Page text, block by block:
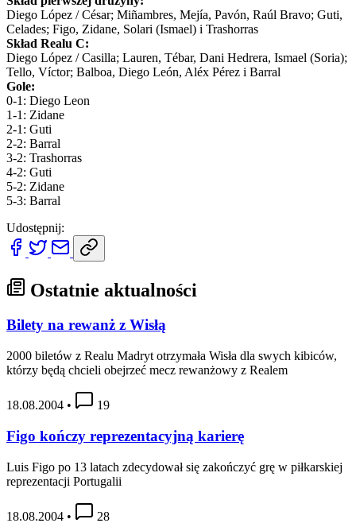
Diego López / César; Miñambres, Mejía, Pavón, Raúl Bravo; Guti,
Celades; Figo, Zidane, Solari (Ismael) i Trashorras
Skład Realu C:
Diego López / Casilla; Lauren, Tébar, Dani Hedrera, Ismael (Soria);
Tello, Víctor; Balboa, Diego León, Aléx Pérez i Barral
Gole:
0-1: Diego Leon
1-1: Zidane
2-1: Guti
2-2: Barral
3-2: Trashorras
4-2: Guti
5-2: Zidane
5-3: Barral
Udostępnij:
Ostatnie aktualności
Bilety na rewanż z Wisłą
2000 biletów z Realu Madryt otrzymała Wisła dla swych kibiców,
którzy będą chcieli obejrzeć mecz rewanżowy z Realem
18.08.2004 • 19
Figo kończy reprezentacyjną karierę
Luis Figo po 13 latach zdecydował się zakończyć grę w piłkarskiej
reprezentacji Portugalii
18.08.2004 • 28